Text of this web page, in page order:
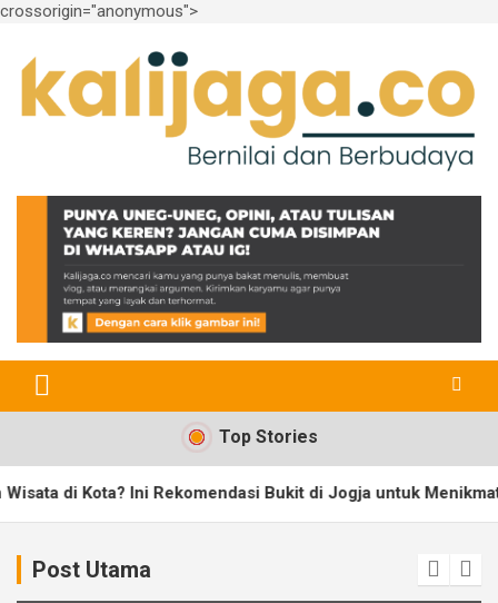
crossorigin="anonymous">
content
kalijaga.co
Top Stories
Ini Rekomendasi Bukit di Jogja untuk Menikmati Keindahan
Post Utama